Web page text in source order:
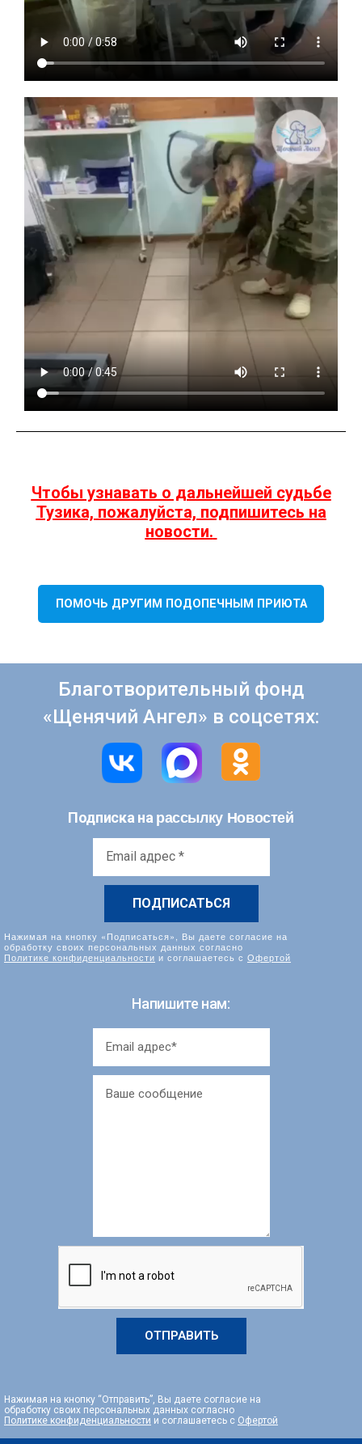
Чтобы узнавать о дальнейшей судьбе
Тузика, пожалуйста, подпишитесь на
новости.
ПОМОЧЬ ДРУГИМ ПОДОПЕЧНЫМ ПРИЮТА
Благотворительный фонд
«Щенячий Ангел» в соцсетях:
Подписка на рассылку Новостей
Нажимая на кнопку «Подписаться», Вы даете согласие на
обработку своих персональных данных согласно
Политике конфиденциальности и соглашаетесь с Офертой
Напишите нам:
ОТПРАВИТЬ
Нажимая на кнопку “Отправить”, Вы даете согласие на
обработку своих персональных данных согласно
Политике конфиденциальности и соглашаетесь с Офертой